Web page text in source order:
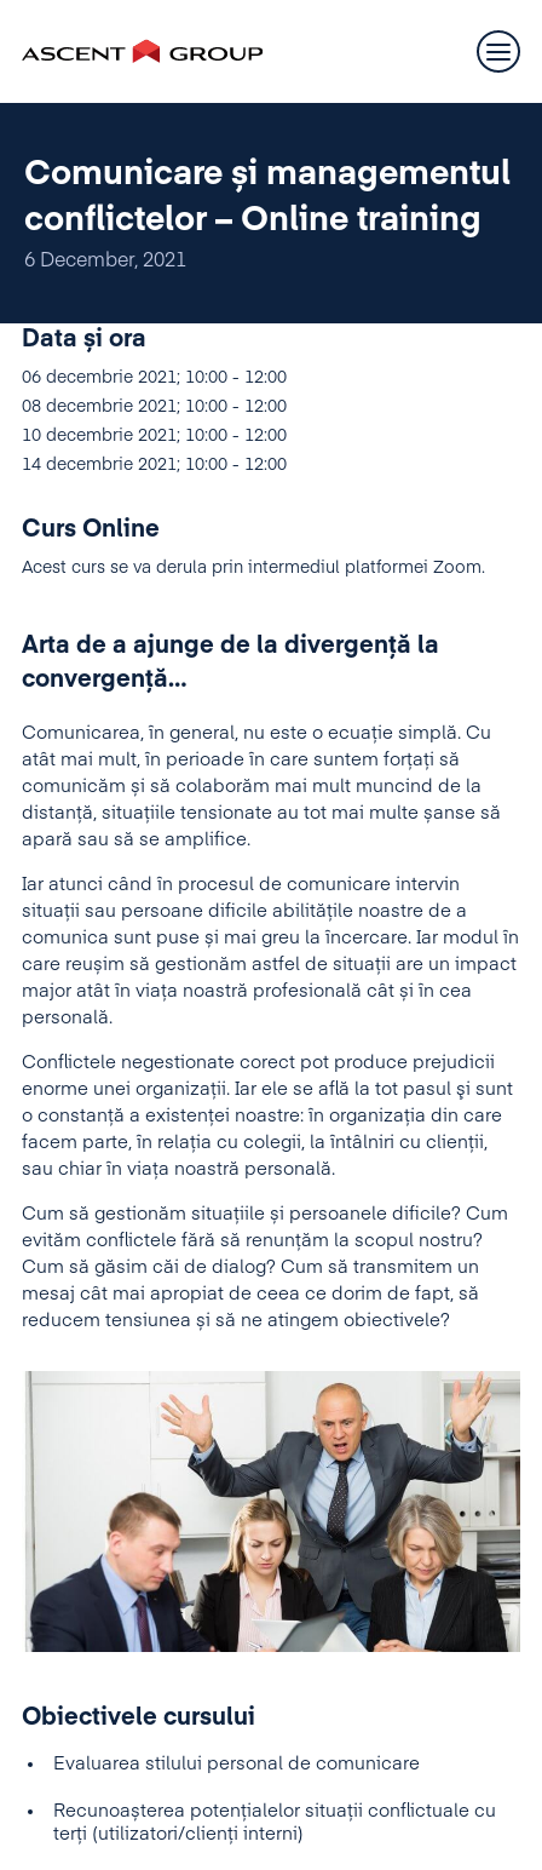
Comunicare și managementul
conflictelor – Online training
6 December, 2021
Data și ora
06 decembrie 2021; 10:00 - 12:00
08 decembrie 2021; 10:00 - 12:00
10 decembrie 2021; 10:00 - 12:00
14 decembrie 2021; 10:00 - 12:00
Curs Online
Acest curs se va derula prin intermediul platformei Zoom.
Arta de a ajunge de la divergență la
convergență…
Comunicarea, în general, nu este o ecuație simplă. Cu
atât mai mult, în perioade în care suntem forțați să
comunicăm și să colaborăm mai mult muncind de la
distanță, situațiile tensionate au tot mai multe șanse să
apară sau să se amplifice.
Iar atunci când în procesul de comunicare intervin
situații sau persoane dificile abilitățile noastre de a
comunica sunt puse și mai greu la încercare. Iar modul în
care reușim să gestionăm astfel de situații are un impact
major atât în viața noastră profesională cât și în cea
personală.
Conflictele negestionate corect pot produce prejudicii
enorme unei organizaţii. Iar ele se află la tot pasul şi sunt
o constanță a existenţei noastre: în organizaţia din care
facem parte, în relația cu colegii, la întâlniri cu clienţii,
sau chiar în viața noastră personală.
Cum să gestionăm situaţiile și persoanele dificile? Cum
evităm conflictele fără să renunţăm la scopul nostru?
Cum să găsim căi de dialog? Cum să transmitem un
mesaj cât mai apropiat de ceea ce dorim de fapt, să
reducem tensiunea și să ne atingem obiectivele?
Obiectivele cursului
Evaluarea stilului personal de comunicare
Recunoașterea potențialelor situații conflictuale cu
terți (utilizatori/clienți interni)